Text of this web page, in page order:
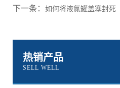
下一条： 如何将液氮罐盖塞封死
热销产品
SELL WELL